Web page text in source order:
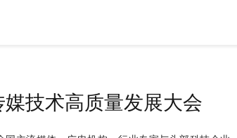
技术高质量发展大会